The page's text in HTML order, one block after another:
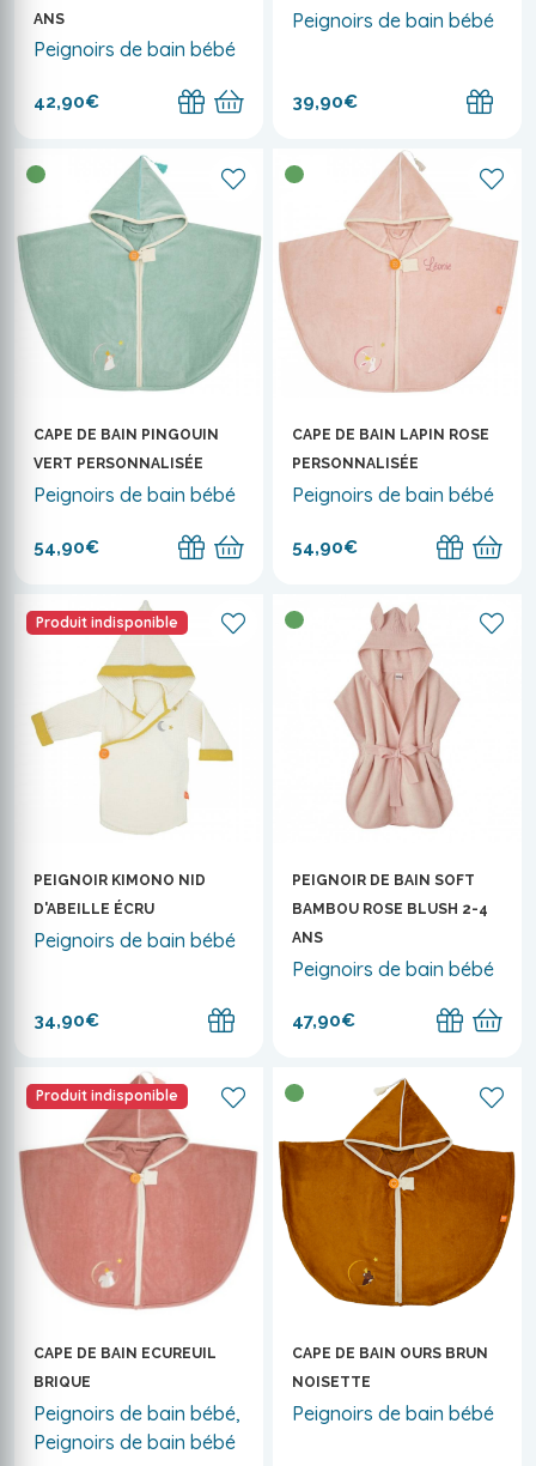
ANS
Peignoirs de bain bébé
42,90€
Peignoirs de bain bébé
39,90€
CAPE DE BAIN PINGOUIN
VERT PERSONNALISÉE
Peignoirs de bain bébé
54,90€
CAPE DE BAIN LAPIN ROSE
PERSONNALISÉE
Peignoirs de bain bébé
54,90€
Produit indisponible
PEIGNOIR KIMONO NID
D'ABEILLE ÉCRU
Peignoirs de bain bébé
34,90€
PEIGNOIR DE BAIN SOFT
BAMBOU ROSE BLUSH 2-4
ANS
Peignoirs de bain bébé
47,90€
Produit indisponible
CAPE DE BAIN ECUREUIL
BRIQUE
Peignoirs de bain bébé,
Peignoirs de bain bébé
CAPE DE BAIN OURS BRUN
NOISETTE
Peignoirs de bain bébé